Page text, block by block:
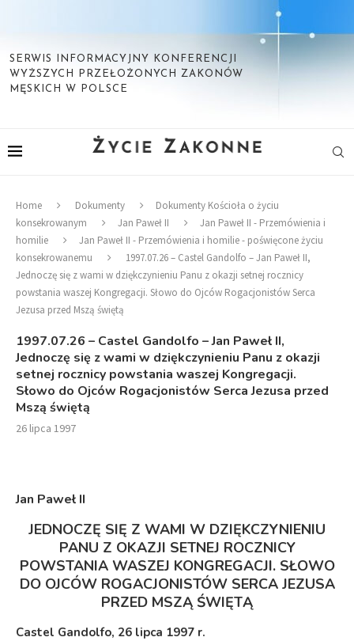
SERWIS INFORMACYJNY KONFERENCJI
WYŻSZYCH PRZEŁOŻONYCH ZAKONÓW
MĘSKICH W POLSCE
Home Dokumenty
Dokumenty Kościoła o życiu
konsekrowanym
Jan Paweł II
Jan Paweł II - Przemówienia i
homilie
Jan Paweł II - Przemówienia i homilie - poświęcone życiu
konsekrowanemu
1997.07.26 – Castel Gandolfo – Jan Paweł II,
Jednoczę się z wami w dziękczynieniu Panu z okazji setnej rocznicy
powstania waszej Kongregacji. Słowo do Ojców Rogacjonistów Serca
Jezusa przed Mszą świętą
1997.07.26 – Castel Gandolfo – Jan Paweł II,
Jednoczę się z wami w dziękczynieniu Panu z okazji
setnej rocznicy powstania waszej Kongregacji.
Słowo do Ojców Rogacjonistów Serca Jezusa przed
Mszą świętą
26 lipca 1997
Jan Paweł II
JEDNOCZĘ SIĘ Z WAMI W DZIĘKCZYNIENIU
PANU Z OKAZJI SETNEJ ROCZNICY
POWSTANIA WASZEJ KONGREGACJI. SŁOWO
DO OJCÓW ROGACJONISTÓW SERCA JEZUSA
PRZED MSZĄ ŚWIĘTĄ
Castel Gandolfo, 26 lipca 1997 r.